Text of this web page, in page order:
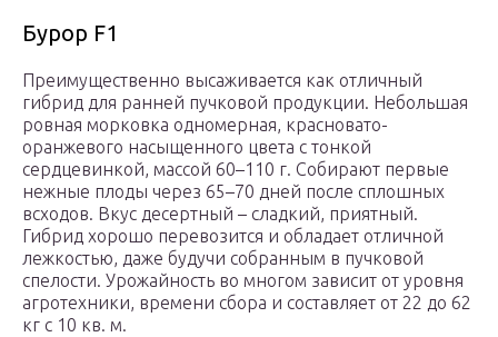
Бурор F1
Преимущественно высаживается как отличный
гибрид для ранней пучковой продукции. Небольшая
ровная морковка одномерная, красновато-
оранжевого насыщенного цвета с тонкой
сердцевинкой, массой 60–110 г. Собирают первые
нежные плоды через 65–70 дней после сплошных
всходов. Вкус десертный – сладкий, приятный.
Гибрид хорошо перевозится и обладает отличной
лежкостью, даже будучи собранным в пучковой
спелости. Урожайность во многом зависит от уровня
агротехники, времени сбора и составляет от 22 до 62
кг с 10 кв. м.